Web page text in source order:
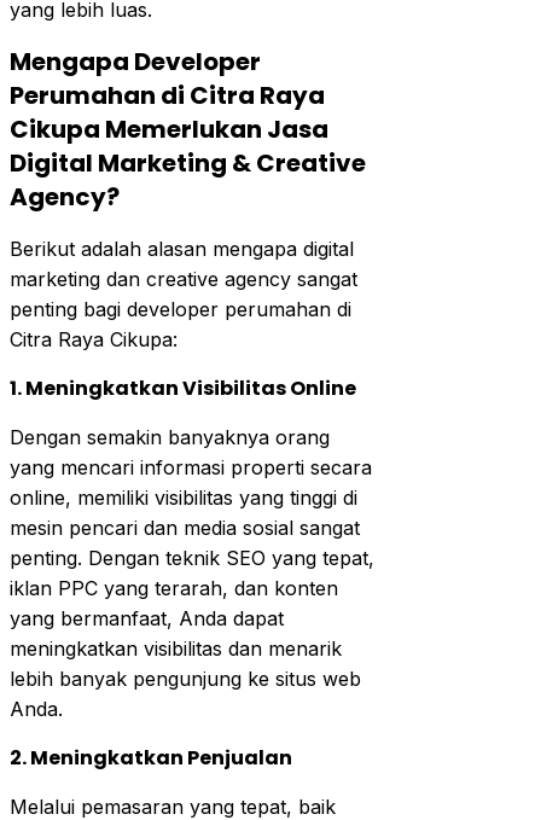
yang lebih luas.
Mengapa Developer
Perumahan di Citra Raya
Cikupa Memerlukan Jasa
Digital Marketing & Creative
Agency?
Berikut adalah alasan mengapa digital
marketing dan creative agency sangat
penting bagi developer perumahan di
Citra Raya Cikupa:
1. Meningkatkan Visibilitas Online
Dengan semakin banyaknya orang
yang mencari informasi properti secara
online, memiliki visibilitas yang tinggi di
mesin pencari dan media sosial sangat
penting. Dengan teknik SEO yang tepat,
iklan PPC yang terarah, dan konten
yang bermanfaat, Anda dapat
meningkatkan visibilitas dan menarik
lebih banyak pengunjung ke situs web
Anda.
2. Meningkatkan Penjualan
Melalui pemasaran yang tepat, baik